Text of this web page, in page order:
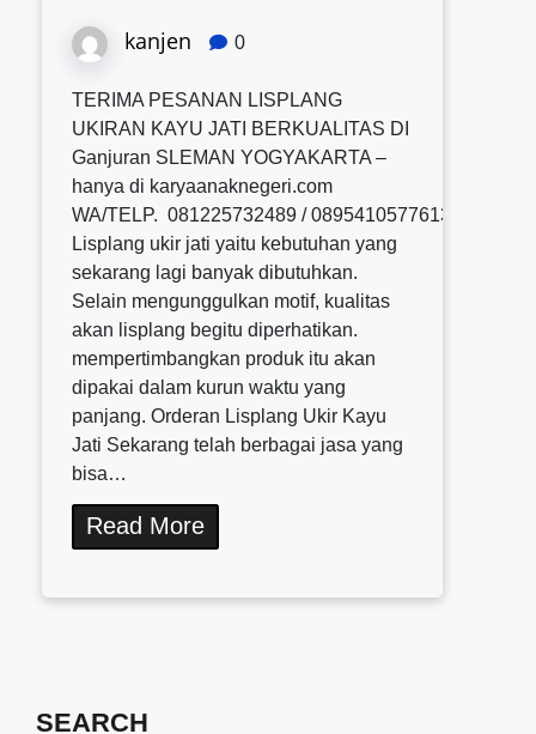
kanjen 0
TERIMA PESANAN LISPLANG
UKIRAN KAYU JATI BERKUALITAS DI
Ganjuran SLEMAN YOGYAKARTA –
hanya di karyaanaknegeri.com
WA/TELP. 081225732489 / 0895410577613 /
Lisplang ukir jati yaitu kebutuhan yang
sekarang lagi banyak dibutuhkan.
Selain mengunggulkan motif, kualitas
akan lisplang begitu diperhatikan.
mempertimbangkan produk itu akan
dipakai dalam kurun waktu yang
panjang. Orderan Lisplang Ukir Kayu
Jati Sekarang telah berbagai jasa yang
bisa…
Read More
SEARCH